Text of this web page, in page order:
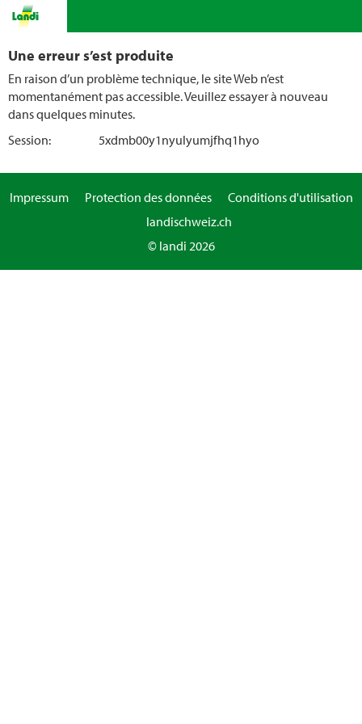
Une erreur s’est produite
En raison d’un problème technique, le site Web n’est
momentanément pas accessible. Veuillez essayer à nouveau
dans quelques minutes.
Session:
5xdmb00y1nyulyumjfhq1hyo
Impressum Protection des données
Conditions d'utilisation
landischweiz.ch
© landi 2026